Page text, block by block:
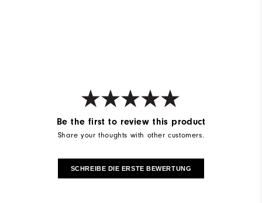
Be the first to review this product
Share your thoughts with other customers.
SCHREIBE DIE ERSTE BEWERTUNG